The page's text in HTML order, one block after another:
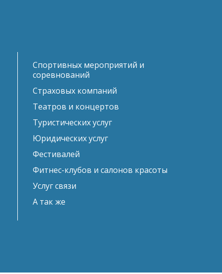
Спортивных мероприятий и
соревнований
Страховыx компаний
Театров и концертов
Туристических услуг
Юридических услуг
Фестивалей
Фитнес-клубов и салонов красоты
Услуг связи
А так же